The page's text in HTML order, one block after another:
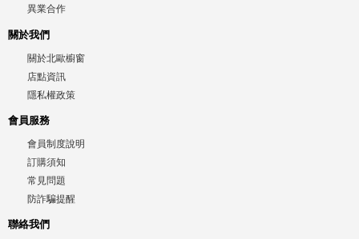
異業合作
關於我們
關於北歐櫥窗
店點資訊
隱私權政策
會員服務
會員制度說明
訂購須知
常見問題
防詐騙提醒
聯絡我們